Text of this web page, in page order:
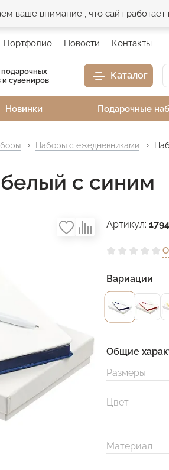
ваше внимание , что сайт
Портфолио Новости Контакты
подарочных
и сувениров
Каталог
Новинки Подарочные
Наборы с ежедневниками
с синим
Артикул:
Вариации
Общие
Размеры
Цвет
Материал